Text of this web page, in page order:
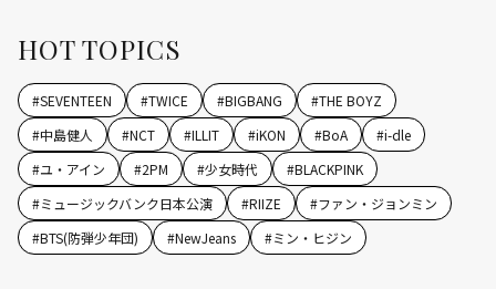
HOT TOPICS
#SEVENTEEN #TWICE #BIGBANG #THE BOYZ
#中島健人 #NCT #ILLIT #iKON #BoA #i-dle
#ユ・アイン #2PM #少女時代 #BLACKPINK
#ミュージックバンク日本公演 #RIIZE #ファン・ジョンミン
#BTS(防弾少年団) #NewJeans #ミン・ヒジン